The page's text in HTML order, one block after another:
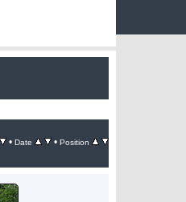
•Date •Position